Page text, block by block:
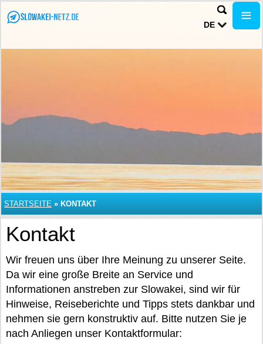
DE
STARTSEITE » KONTAKT
Kontakt
Wir freuen uns über Ihre Meinung zu unserer Seite.
Da wir eine große Breite an Service und
Informationen anstreben zur Slowakei, sind wir für
Hinweise, Reiseberichte und Tipps stets dankbar und
nehmen sie gern konstruktiv auf. Bitte nutzen Sie je
nach Anliegen unser Kontaktformular: